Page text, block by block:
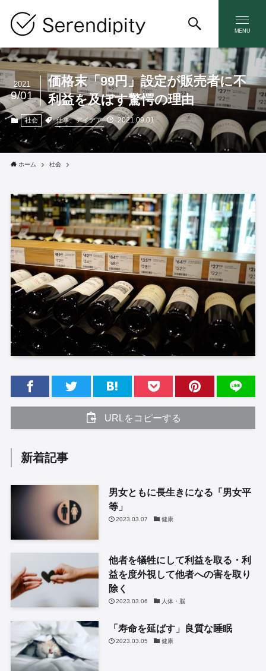
MENU
価格末「99円」設定が販売者に不
利益を及ぼす驚愕の理由
2021
9/01
社会 仕事、アイデア 2021.09.01
ホーム 社会
URLをコピーする
新着記事
男女ともに長生きになる「男女平
等」
2023.03.07 健康
他者を犠牲にして利益を取る・利
益を度外視して他者への害を取り
除く
2023.03.06 人体・脳
「寿命を延ばす」良質な睡眠
2023.03.05 健康